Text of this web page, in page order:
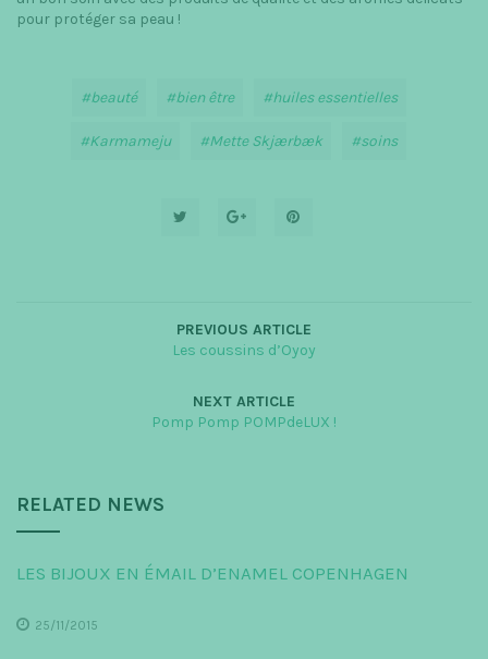
pour protéger sa peau !
beauté bien être huiles essentielles
Karmameju Mette Skjærbæk soins
PREVIOUS ARTICLE
Les coussins d’Oyoy
NEXT ARTICLE
Pomp Pomp POMPdeLUX !
RELATED NEWS
LES BIJOUX EN ÉMAIL D’ENAMEL COPENHAGEN
25/11/2015